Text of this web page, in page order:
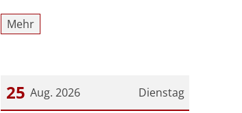
Mehr
Dienstag
25 Aug. 2026